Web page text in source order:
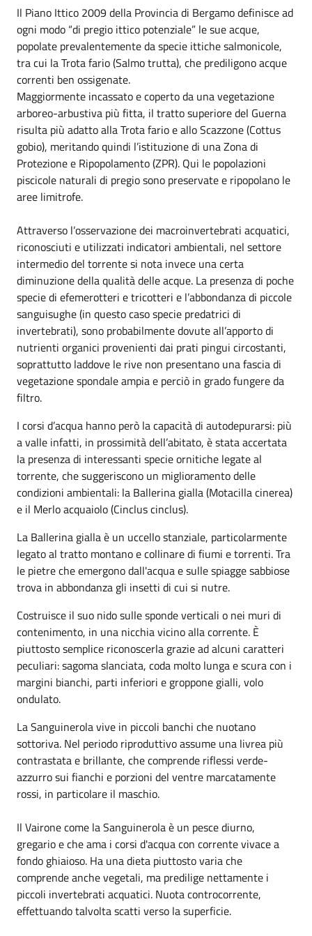
Il Piano Ittico 2009 della Provincia di Bergamo definisce ad
ogni modo “di pregio ittico potenziale” le sue acque,
popolate prevalentemente da specie ittiche salmonicole,
tra cui la Trota fario (Salmo trutta), che prediligono acque
correnti ben ossigenate.
Maggiormente incassato e coperto da una vegetazione
arboreo-arbustiva più fitta, il tratto superiore del Guerna
risulta più adatto alla Trota fario e allo Scazzone (Cottus
gobio), meritando quindi l’istituzione di una Zona di
Protezione e Ripopolamento (ZPR). Qui le popolazioni
piscicole naturali di pregio sono preservate e ripopolano le
aree limitrofe.
Attraverso l’osservazione dei macroinvertebrati acquatici,
riconosciuti e utilizzati indicatori ambientali, nel settore
intermedio del torrente si nota invece una certa
diminuzione della qualità delle acque. La presenza di poche
specie di efemerotteri e tricotteri e l’abbondanza di piccole
sanguisughe (in questo caso specie predatrici di
invertebrati), sono probabilmente dovute all’apporto di
nutrienti organici provenienti dai prati pingui circostanti,
soprattutto laddove le rive non presentano una fascia di
vegetazione spondale ampia e perciò in grado fungere da
filtro.
I corsi d’acqua hanno però la capacità di autodepurarsi: più
a valle infatti, in prossimità dell’abitato, è stata accertata
la presenza di interessanti specie ornitiche legate al
torrente, che suggeriscono un miglioramento delle
condizioni ambientali: la Ballerina gialla (Motacilla cinerea)
e il Merlo acquaiolo (Cinclus cinclus).
La Ballerina gialla è un uccello stanziale, particolarmente
legato al tratto montano e collinare di fiumi e torrenti. Tra
le pietre che emergono dall'acqua e sulle spiagge sabbiose
trova in abbondanza gli insetti di cui si nutre.
Costruisce il suo nido sulle sponde verticali o nei muri di
contenimento, in una nicchia vicino alla corrente. È
piuttosto semplice riconoscerla grazie ad alcuni caratteri
peculiari: sagoma slanciata, coda molto lunga e scura con i
margini bianchi, parti inferiori e groppone gialli, volo
ondulato.
La Sanguinerola vive in piccoli banchi che nuotano
sottoriva. Nel periodo riproduttivo assume una livrea più
contrastata e brillante, che comprende riflessi verde-
azzurro sui fianchi e porzioni del ventre marcatamente
rossi, in particolare il maschio.
Il Vairone come la Sanguinerola è un pesce diurno,
gregario e che ama i corsi d'acqua con corrente vivace a
fondo ghiaioso. Ha una dieta piuttosto varia che
comprende anche vegetali, ma predilige nettamente i
piccoli invertebrati acquatici. Nuota controcorrente,
effettuando talvolta scatti verso la superficie.